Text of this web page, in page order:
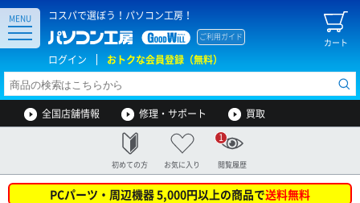
コスパで選ぼう！パソコン工房！
カート
ご利用ガイド
ログイン おトクな会員登録（無料）
MENU
全国店舗情報 修理・サポート 買取
初めての方 お気に入り 閲覧履歴
1
PCパーツ・周辺機器 5,000円以上の商品で送料無料